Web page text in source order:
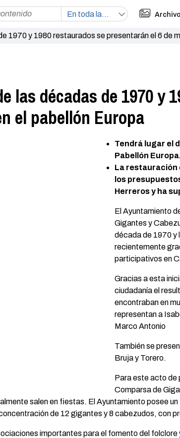
Archivo
1970 y 1980 restaurados se presentarán el 6 de
las décadas de 1970 y
el pabellón Europa
Tendrá lugar el
Pabellón
La restauración
los
Herreros y ha
El Ayuntamiento
Gigantes y
década de 1970 y
recientemente
participativos en
Gracias a esta
ciudadanía el
encontraban en
representan a
Marco Antonio
También se
Bruja y Torero.
Para este acto de
Comparsa de
salen en fiestas. El Ayuntamiento posee
de 12 gigantes y 8 cabezudos, con
importantes para el fomento del folclore